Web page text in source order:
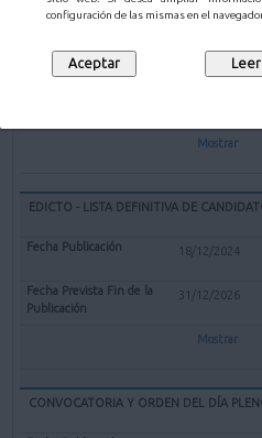
configuración de las mismas en el
EXPEDIENTE REDENOMINACIÓN
12/02/2025
Mostrar
EDICTO - LISTA DEFINITIVA DE
18/12/2024
31/12/2026
Mostrar
CONVOCATORIA Y ORDEN DEL DÍA